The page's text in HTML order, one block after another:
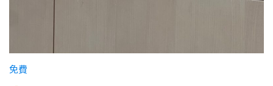
免費